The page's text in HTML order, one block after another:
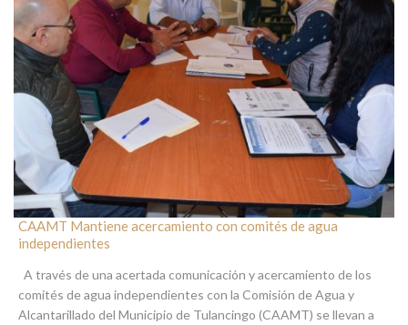
CAAMT Mantiene acercamiento con comités de agua
independientes
A través de una acertada comunicación y acercamiento de los
comités de agua independientes con la Comisión de Agua y
Alcantarillado del Municipio de Tulancingo (CAAMT) se llevan a